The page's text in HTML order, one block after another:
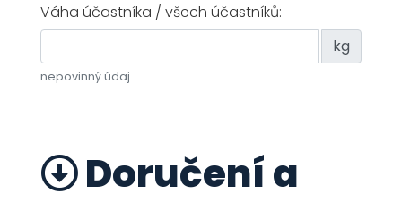
Váha účastníka / všech účastníků:
kg
nepovinný údaj
Doručení a